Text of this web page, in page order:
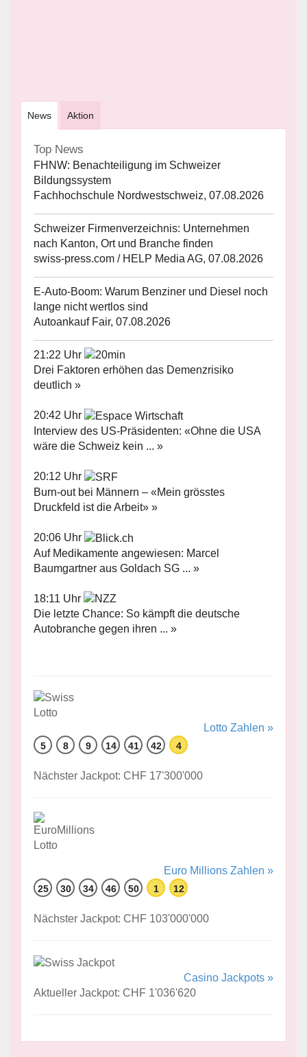
News Aktion
Top News
FHNW: Benachteiligung im Schweizer
Bildungssystem
Fachhochschule Nordwestschweiz, 07.08.2026
Schweizer Firmenverzeichnis: Unternehmen
nach Kanton, Ort und Branche finden
swiss-press.com / HELP Media AG, 07.08.2026
E-Auto-Boom: Warum Benziner und Diesel noch
lange nicht wertlos sind
Autoankauf Fair, 07.08.2026
21:22 Uhr
Drei Faktoren erhöhen das Demenzrisiko
deutlich »
20:42 Uhr
Interview des US-Präsidenten: «Ohne die USA
wäre die Schweiz kein ... »
20:12 Uhr
Burn-out bei Männern – «Mein grösstes
Druckfeld ist die Arbeit» »
20:06 Uhr
Auf Medikamente angewiesen: Marcel
Baumgartner aus Goldach SG ... »
18:11 Uhr
Die letzte Chance: So kämpft die deutsche
Autobranche gegen ihren ... »
Lotto Zahlen »
5 8 9 14 41 42 4
Nächster Jackpot: CHF 17'300'000
Euro Millions Zahlen »
25 30 34 46 50 1 12
Nächster Jackpot: CHF 103'000'000
Casino Jackpots »
Aktueller Jackpot: CHF 1'036'620